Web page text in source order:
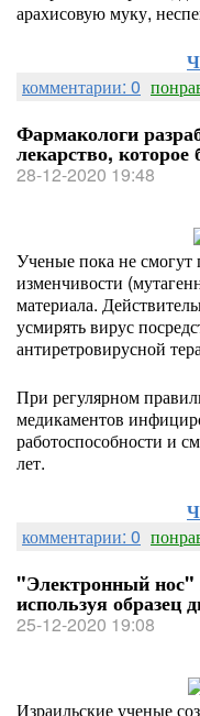
арахисовую муку,
комментарии: 0
Фармакологи
лекарство,
28-12-2020 19:48
Ученые пока не
изменчивости
материала.
усмирять вирус
антиретровирусной
При регулярном
медикаментов
работоспособности и
лет.
комментарии: 0
"Электронный нос"
используя образец
25-12-2020 19:08
Израильские ученые